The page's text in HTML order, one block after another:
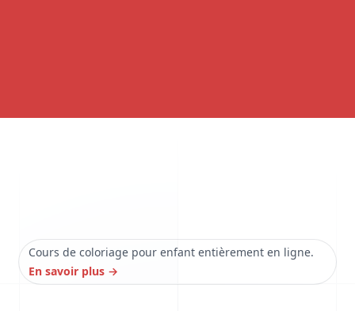
Cours de coloriage pour enfant entièrement en ligne.
En savoir plus →